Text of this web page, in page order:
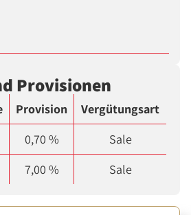
Provisionen
Provision
Vergütungsart
0,70 %
Sale
7,00 % Sale